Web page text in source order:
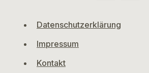
Datenschutzerklärung
Impressum
Kontakt